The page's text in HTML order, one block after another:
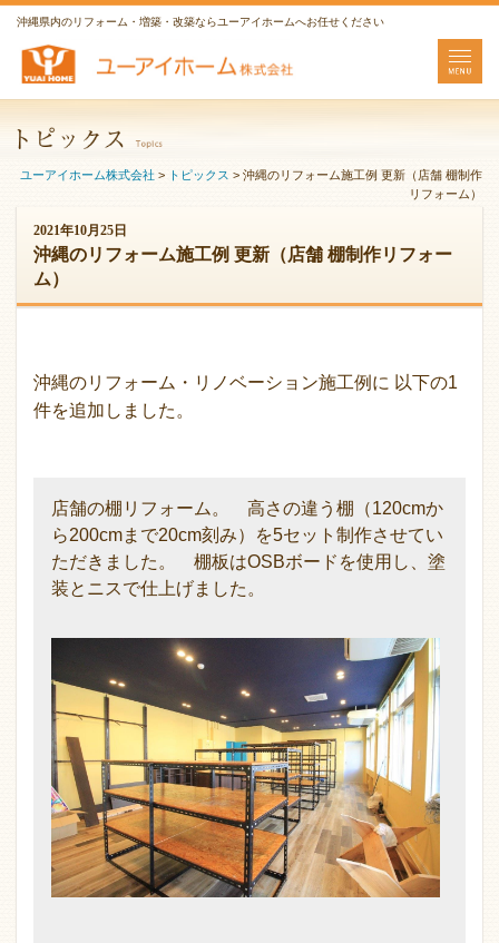
沖縄県内のリフォーム・増築・改築ならユーアイホームへお任せください
ユーアイホーム株式会社 > トピックス > 沖縄のリフォーム施工例 更新（店舗 棚制作
リフォーム）
2021年10月25日
沖縄のリフォーム施工例 更新（店舗 棚制作リフォー
ム）
沖縄のリフォーム・リノベーション施工例に 以下の1
件を追加しました。
店舗の棚リフォーム。 高さの違う棚（120cmか
ら200cmまで20cm刻み）を5セット制作させてい
ただきました。 棚板はOSBボードを使用し、塗
装とニスで仕上げました。